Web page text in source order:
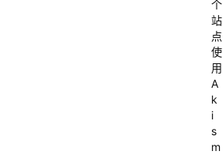
个
站
点
使
用
A
k
i
s
m